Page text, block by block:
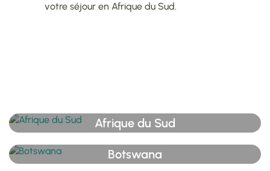
votre séjour en Afrique du Sud.
Afrique du Sud
Botswana